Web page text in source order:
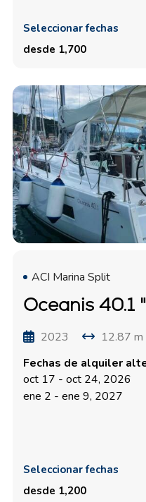
Seleccionar fechas
desde 1,700
ACI Marina Split
Oceanis 40.1
2023 12.87 m
Fechas de alquiler
oct 17 - oct 24, 2026
ene 2 - ene 9, 2027
Seleccionar fechas
desde 1,200